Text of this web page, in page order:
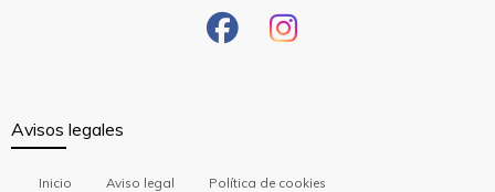
Avisos legales
Inicio Aviso legal Política de cookies